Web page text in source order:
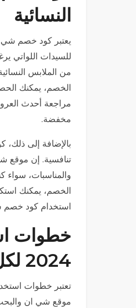
النسائية
للسيدات اللواتي
من الملابس
الخصم، يمكنك
مراجعة أحدث
مخفضة.
تنافسية. إن موقع
والمناسبات، سواء
الخصم، يمكنك
استخدام كود خصم شي ان 2024 لتجديد خزانة ملابسك
خطوات
2024 لكل مشترياتك SHEIN
موقع شي ان والبحث